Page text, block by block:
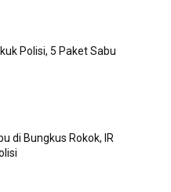
Polisi, 5 Paket Sabu
di Bungkus Rokok, IR